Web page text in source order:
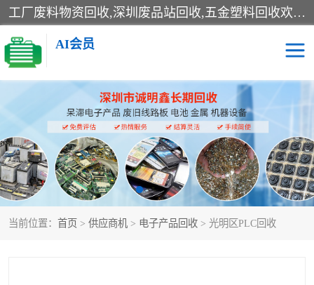
工厂废料物资回收,深圳废品站回收,五金塑料回收欢迎有金属、塑料、电子、电线、废旧设备、废铜、锡渣、线路板、镀银废料、废IC、电子零件、电子脚，等其他废旧物资的单位及个人联系洽谈。对提供息者我们可以提供优厚的业务提成（佣金）。
AI会员
当前位置： 首页 > 供应商机 > 电子产品回收 > 光明区PLC回收
线路板回收 电子回收
电子产品回收 电池回收
金属回收 机器设备回收